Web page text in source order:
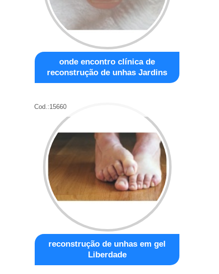
onde encontro clínica de
reconstrução de unhas Jardins
Cod.:15660
reconstrução de unhas em gel
Liberdade